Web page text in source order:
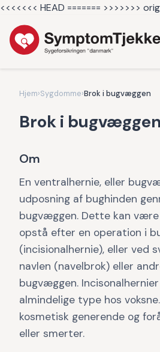
<<<<<<< HEAD ======= >>>>>>>
Hjem›Sygdomme›Brok i bugvæggen
Brok i bugvæggen
Om
En ventralhernie, eller
udposning af bughinden
bugvæggen. Dette kan
opstå efter en operation i
(incisionalhernie), eller ved
navlen (navelbrok) eller
bugvæggen.
almindelige type hos
kosmetisk generende og
eller smerter.